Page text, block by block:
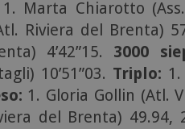
1. Marta Chiarotto
Riviera del Brenta)
4’42”15. 3000
10’51”03. Triplo:
1. Gloria Gollin (Atl.
del Brenta) 49.94,